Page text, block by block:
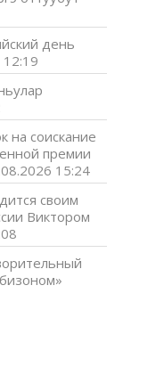
день
на соискание
премии
15:24
своим
Виктором